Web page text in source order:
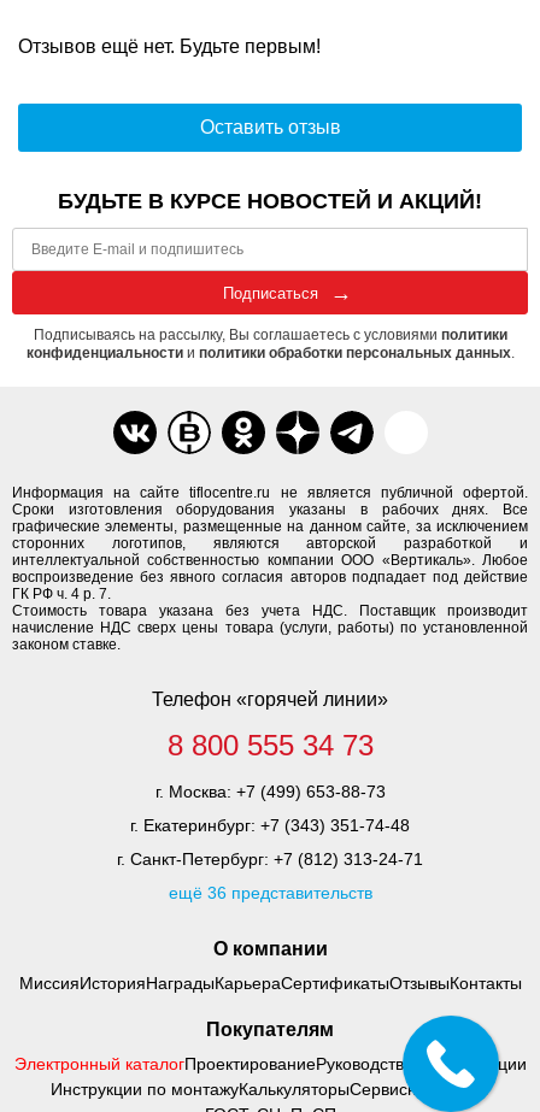
Отзывов ещё нет. Будьте первым!
Оставить отзыв
О компании
МиссияИсторияНаградыКарьераСертификатыОтзывыКонтакты
Информация на сайте tiflocentre.ru не является публичной офертой.
Сроки изготовления оборудования указаны в рабочих днях. Все
графические элементы, размещенные на данном сайте, за исключением
сторонних логотипов, являются авторской разработкой и
интеллектуальной собственностью компании ООО «Вертикаль». Любое
воспроизведение без явного согласия авторов подпадает под действие
ГК РФ ч. 4 р. 7.
Стоимость товара указана без учета НДС. Поставщик производит
начисление НДС сверх цены товара (услуги, работы) по установленной
законом ставке.
Покупателям
Электронный каталогПроектированиеРуководства по адаптации
Инструкции по монтажуКалькуляторыСервисный центр
Телефон «горячей линии»
8 800 555 34 73
г. Москва: +7 (499) 653-88-73
г. Екатеринбург: +7 (343) 351-74-48
г. Санкт-Петербург: +7 (812) 313-24-71
ещё 36 представительств
БУДЬТЕ В КУРСЕ НОВОСТЕЙ И АКЦИЙ!
Подписаться
Подписываясь на рассылку, Вы соглашаетесь с условиями политики
конфиденциальностии политики обработки персональных данных.